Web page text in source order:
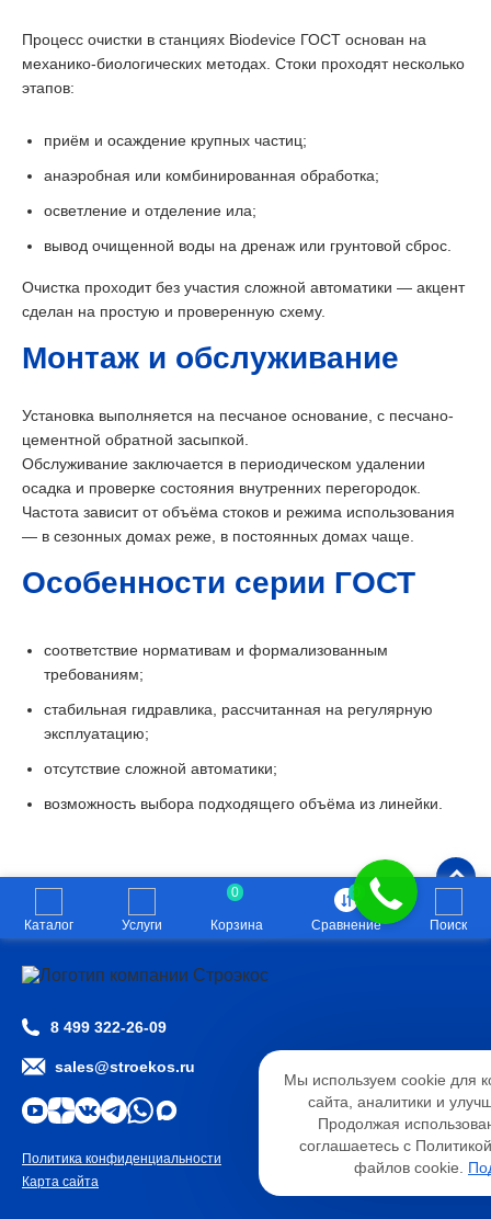
Процесс очистки в станциях Biodevice ГОСТ основан на
механико-биологических методах. Стоки проходят несколько
этапов:
приём и осаждение крупных частиц;
анаэробная или комбинированная обработка;
осветление и отделение ила;
вывод очищенной воды на дренаж или грунтовой сброс.
Очистка проходит без участия сложной автоматики — акцент
сделан на простую и проверенную схему.
Монтаж и обслуживание
Установка выполняется на песчаное основание, с песчано-
цементной обратной засыпкой.
Обслуживание заключается в периодическом удалении
осадка и проверке состояния внутренних перегородок.
Частота зависит от объёма стоков и режима использования
— в сезонных домах реже, в постоянных домах чаще.
Особенности серии ГОСТ
соответствие нормативам и формализованным
требованиям;
стабильная гидравлика, рассчитанная на регулярную
эксплуатацию;
отсутствие сложной автоматики;
возможность выбора подходящего объёма из линейки.
Каталог Услуги
0
Корзина
0
Сравнение Поиск
8 499 322-26-09
sales@stroekos.ru
Политика конфиденциальности
Карта сайта
2026 © ООО «СТРОЭКОС»
Мы используем cookie для
сайта, аналитики и
Продолжая
соглашаетесь с
файлов cookie.
Необходимые
Функциональные